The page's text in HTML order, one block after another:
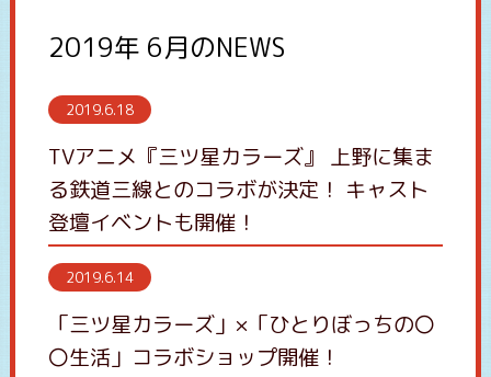
2019年 6月のNEWS
2019.6.18
TVアニメ『三ツ星カラーズ』 上野に集ま
る鉄道三線とのコラボが決定！ キャスト
登壇イベントも開催！
2019.6.14
「三ツ星カラーズ」×「ひとりぼっちの〇
〇生活」コラボショップ開催！